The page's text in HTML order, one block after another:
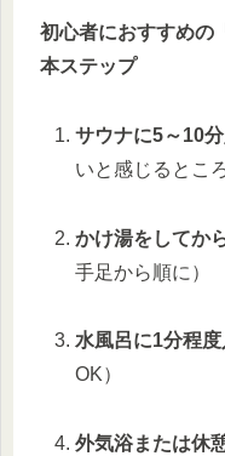
初心者におすすめ
本ステップ
サウナに5～10
いと感じるとこ
かけ湯をしてか
手足から順に）
水風呂に1分程度
OK）
外気浴または休